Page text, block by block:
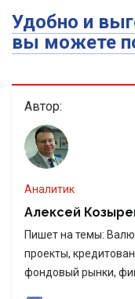
Удобно и
вы можете
Автор:
Аналитик
Алексей
Пишет на темы:
проекты,
фондовый рынки,